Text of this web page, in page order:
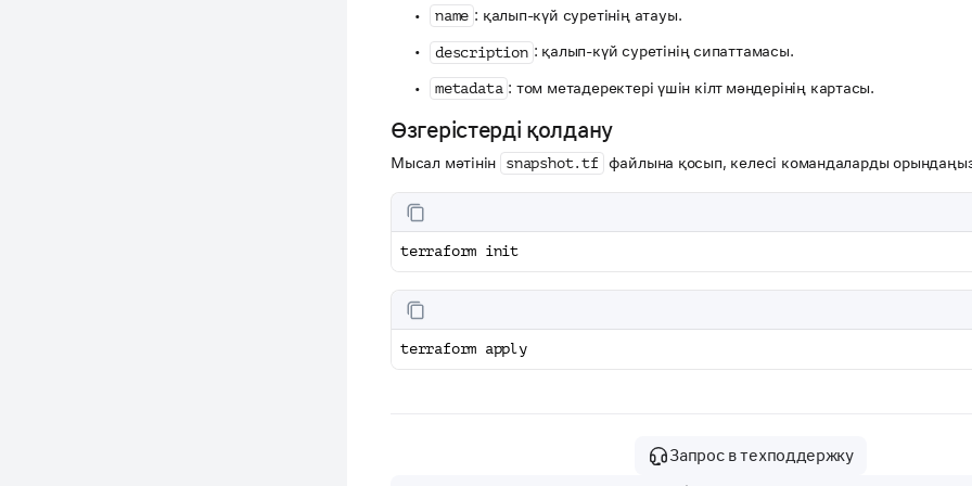
name : қалып-күй суретінің атауы.
description : қалып-күй суретінің сипаттамасы.
metadata : том метадеректері үшін кілт мәндерінің картасы.
Өзгерістерді қолдану
Мысал мәтінін snapshot.tf файлына қосып, келесі командаларды
terraform init
terraform apply
Запрос в техподдержку